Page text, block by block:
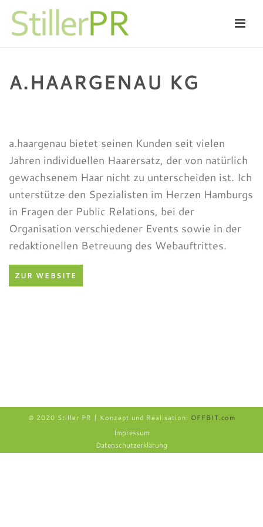
A.HAARGENAU KG
a.haargenau bietet seinen Kunden seit vielen
Jahren individuellen Haarersatz, der von natürlich
gewachsenem Haar nicht zu unterscheiden ist. Ich
unterstütze den Spezialisten im Herzen Hamburgs
in Fragen der Public Relations, bei der
Organisation verschiedener Events sowie in der
redaktionellen Betreuung des Webauftrittes.
ZUR WEBSITE
© 2020 Stiller PR | Konzept und Realisation: OFFBIT.com
Impressum
Datenschutzerklärung